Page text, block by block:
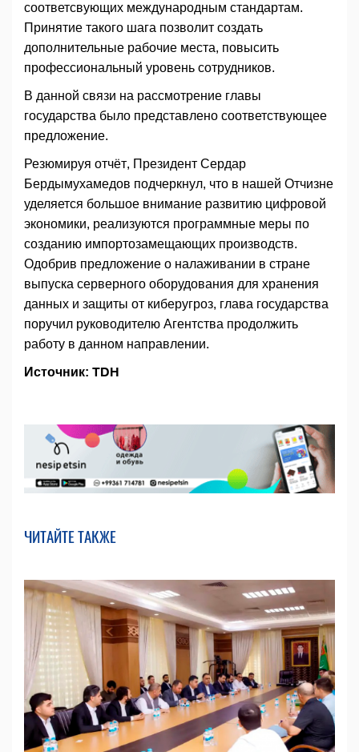
соответсвующих международным стандартам.
Принятие такого шага позволит создать
дополнительные рабочие места, повысить
профессиональный уровень сотрудников.
В данной связи на рассмотрение главы
государства было представлено соответствующее
предложение.
Резюмируя отчёт, Президент Сердар
Бердымухамедов подчеркнул, что в нашей Отчизне
уделяется большое внимание развитию цифровой
экономики, реализуются программные меры по
созданию импортозамещающих производств.
Одобрив предложение о налаживании в стране
выпуска серверного оборудования для хранения
данных и защиты от киберугроз, глава государства
поручил руководителю Агентства продолжить
работу в данном направлении.
Источник: TDH
ЧИТАЙТЕ ТАКЖЕ